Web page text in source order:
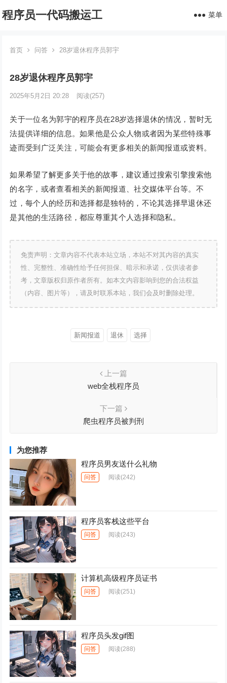
程序员一代码搬运工 菜单
首页 问答 28岁退休程序员郭宇
28岁退休程序员郭宇
2025年5月2日 20:28 阅读(257)
关于一位名为郭宇的程序员在28岁选择退休的情况，暂时无
法提供详细的信息。如果他是公众人物或者因为某些特殊事
迹而受到广泛关注，可能会有更多相关的新闻报道或资料。
如果希望了解更多关于他的故事，建议通过搜索引擎搜索他
的名字，或者查看相关的新闻报道、社交媒体平台等。不
过，每个人的经历和选择都是独特的，不论其选择早退休还
是其他的生活路径，都应尊重其个人选择和隐私。
免责声明：文章内容不代表本站立场，本站不对其内容的真实
性、完整性、准确性给予任何担保、暗示和承诺，仅供读者参
考，文章版权归原作者所有。如本文内容影响到您的合法权益
（内容、图片等），请及时联系本站，我们会及时删除处理。
新闻报道 退休 选择
上一篇
web全栈程序员
下一篇
爬虫程序员被判刑
为您推荐
程序员男友送什么礼物
问答 阅读(242)
程序员客栈这些平台
问答 阅读(243)
计算机高级程序员证书
问答 阅读(251)
程序员头发gif图
问答 阅读(288)